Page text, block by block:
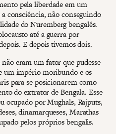
pela liberdade em um
consciência, não conseguindo
do Nuremberg bengalês.
até a guerra por
E depois tivemos dois.
eram um fator que pudesse
um império moribundo e os
para se posicionarem como
do extrator de Bengala. Esse
ocupado por Mughals, Rajputs,
dinamarqueses, Marathas
pelos próprios bengalis.